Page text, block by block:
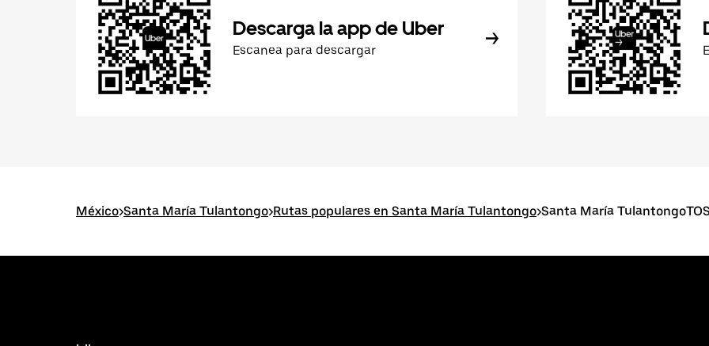
Descarga la app de Uber
Escanea para descargar
México>Santa María Tulantongo>Rutas populares en Santa María Tulantongo>Santa María